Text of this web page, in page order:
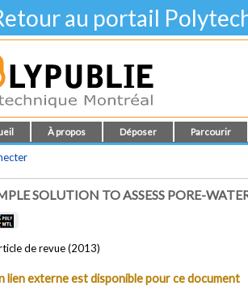
au portail
À propos Déposer Parcourir
SOLUTION TO ASSESS PORE-
de revue (2013)
lien externe est disponible pour ce document